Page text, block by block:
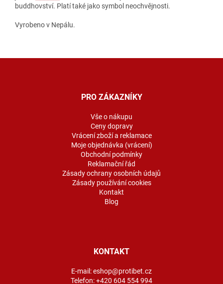
buddhovství. Platí také jako symbol neochvějnosti.
Vyrobeno v Nepálu.
PRO ZÁKAZNÍKY
Vše o nákupu
Ceny dopravy
Vrácení zboží a reklamace
Moje objednávka (vrácení)
Obchodní podmínky
Reklamační řád
Zásady ochrany osobních údajů
Zásady používání cookies
Kontakt
Blog
KONTAKT
E-mail:eshop@protibet.cz
Telefon:+420 604 554 994